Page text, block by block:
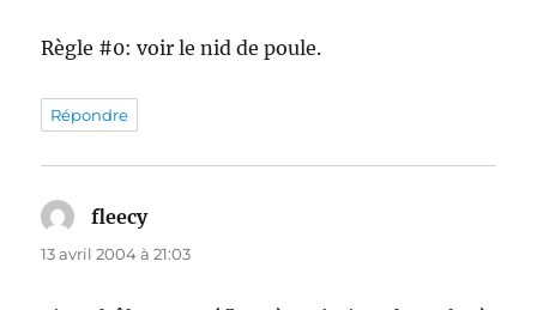
Règle #0: voir le nid de poule.
Répondre
fleecydit :
13 avril 2004 à 21:03